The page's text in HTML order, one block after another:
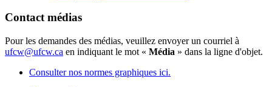
Contact médias
Pour les demandes des médias, veuillez envoyer un courriel à
ufcw@ufcw.ca en indiquant le mot « Média » dans la ligne d'objet.
Consulter nos normes graphiques ici.